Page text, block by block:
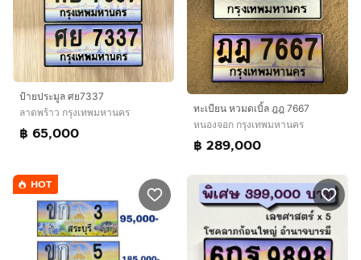
ป้ายประมูล ศย7337
ลาดพร้าว กรุงเทพมหานคร
฿ 65,000
ทะเบียน หวมดเบิ้ล ฎฎ 7667
หนองจอก กรุงเทพมหานคร
฿ 289,000
HOT